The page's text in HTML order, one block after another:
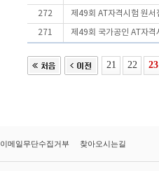
272 제49회 AT자격시험 원서
271 제49회 국가공인 AT자격
21 22 23
이메일무단수집거부 찾아오시는길